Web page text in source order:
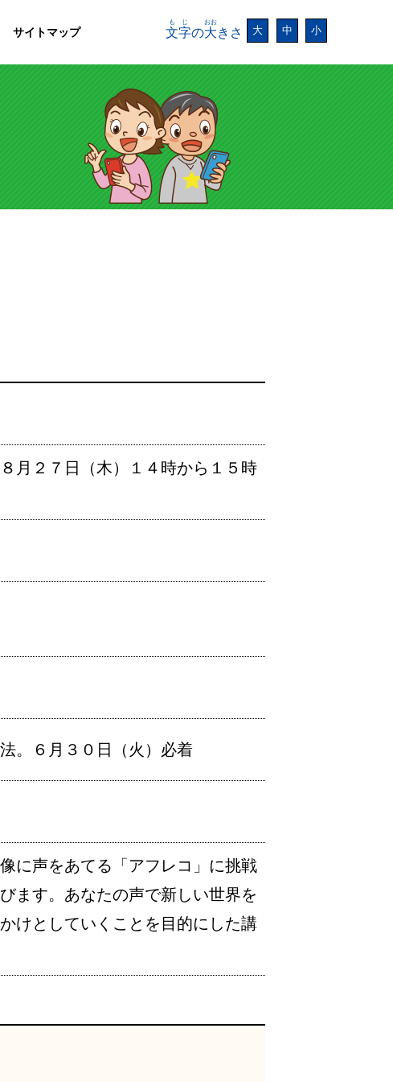
サイトマップ 文字
もじ
の大
おお
きさ 大 中 小
２７日（木）１４時から１５時
。６月３０日（火）必着
に声をあてる「アフレコ」に挑戦
ます。あなたの声で新しい世界を
けとしていくことを目的にした講